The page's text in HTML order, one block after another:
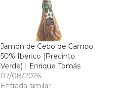
Jamón de Cebo de Campo
50% Ibérico (Precinto
Verde) | Enrique Tomás
07/08/2026
Entrada similar